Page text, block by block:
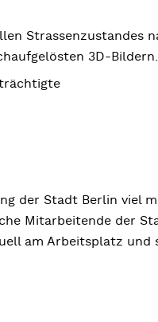
Strassenzustandes
3D-Bildern.
der Stadt Berlin viel
Mitarbeitende der
am Arbeitsplatz